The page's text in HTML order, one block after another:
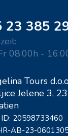
23 385
08:00h -
Tours
Jelene 3,
ID: 20598733460
AB-23-